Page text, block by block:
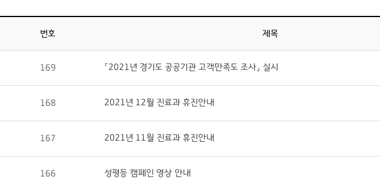
번호 제목
169 「2021년 경기도 공공기관 고객만족도 조사」 실시
168 2021년 12월 진료과 휴진안내
167 2021년 11월 진료과 휴진안내
166 성평등 캠페인 영상 안내